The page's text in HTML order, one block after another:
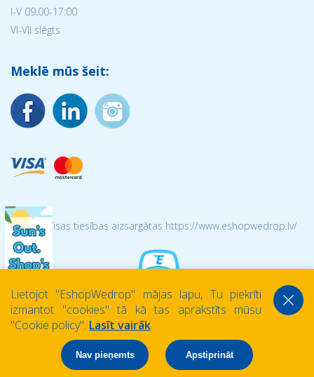
I-V 09:00-17:00
VI-VII slēgts
Meklē mūs šeit:
© 2026 Visas tiesības aizsargātas https://www.eshopwedrop.lv/
Lietojot ''EshopWedrop'' mājas lapu, Tu piekrīti
izmantot ''cookies'' tā kā tas aprakstīts mūsu
''Cookie policy''. Lasīt vairāk
Nav pieņemts Apstiprināt